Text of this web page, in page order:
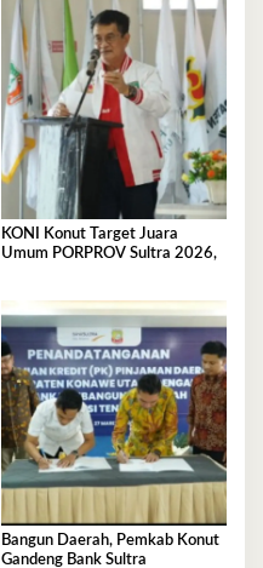
KONI Konut Target Juara
Umum PORPROV Sultra 2026,
Bangun Daerah, Pemkab Konut
Gandeng Bank Sultra